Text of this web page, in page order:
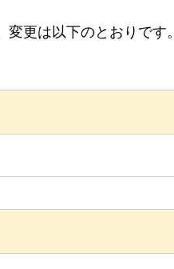
更は以下のとおりです。